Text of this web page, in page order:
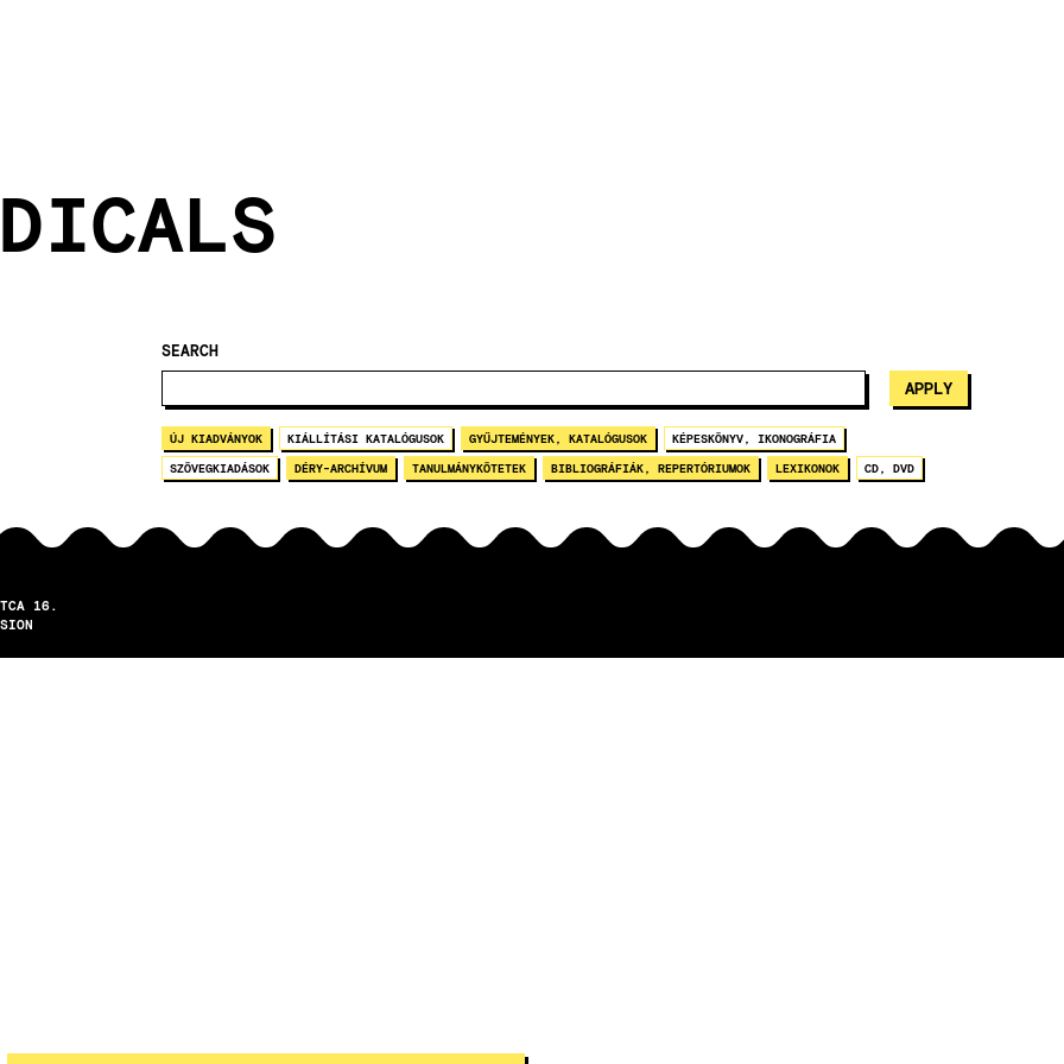
SEARCH
ÚJ KIADVÁNYOK KIÁLLÍTÁSI KATALÓGUSOK GYŰJTEMÉNYEK, KATALÓGUSOK KÉPESKÖNYV, IKONOGRÁFIA
SZÖVEGKIADÁSOK DÉRY-ARCHÍVUM TANULMÁNYKÖTETEK BIBLIOGRÁFIÁK, REPERTÓRIUMOK LEXIKONOK CD, DVD
16.